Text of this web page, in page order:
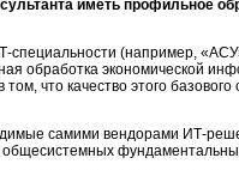
иметь профильное
специальности (например,
обработка экономической
что качество этого
самими вендорами ИТ-